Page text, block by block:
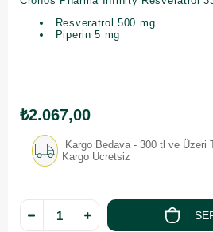
Resveratrol 500 mg
Piperin 5 mg
₺2.067,00
Kargo Bedava - 300 tl ve Üzeri
Kargo Ücretsiz